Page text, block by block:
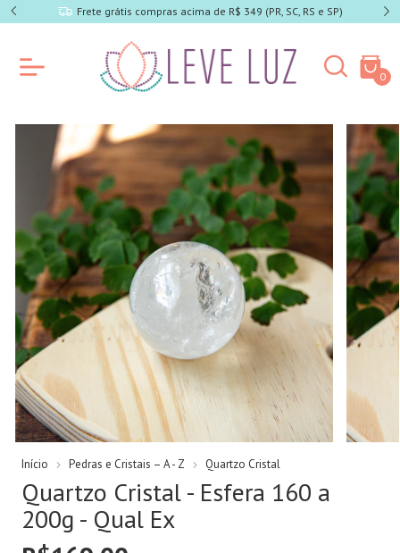
Frete grátis compras acima de R$ 349 (PR, SC, RS e SP)
0
Início Pedras e Cristais – A - Z Quartzo Cristal
Quartzo Cristal - Esfera 160 a
200g - Qual Ex